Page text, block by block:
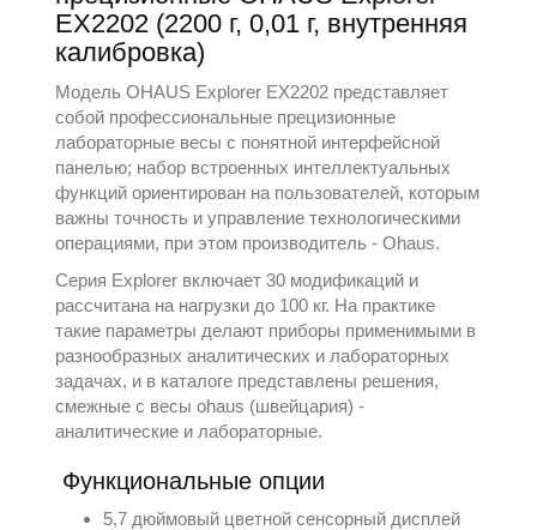
EX2202 (2200 г, 0,01 г, внутренняя
калибровка)
Модель OHAUS Explorer EX2202 представляет
собой профессиональные прецизионные
лабораторные весы с понятной интерфейсной
панелью; набор встроенных интеллектуальных
функций ориентирован на пользователей, которым
важны точность и управление технологическими
операциями, при этом производитель -Ohaus.
Серия Explorer включает 30 модификаций и
рассчитана на нагрузки до 100 кг. На практике
такие параметры делают приборы применимыми в
разнообразных аналитических и лабораторных
задачах, и в каталоге представлены решения,
смежные с весы ohaus (швейцария) -
аналитические и лабораторные.
Функциональные опции
5,7 дюймовый цветной сенсорный дисплей